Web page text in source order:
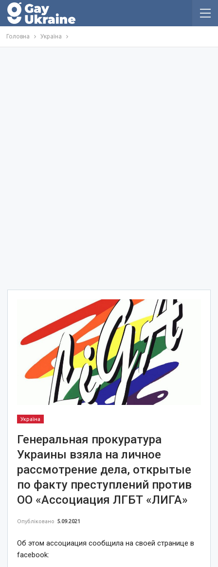
Головна Україна
Україна
Генеральная прокуратура
Украины взяла на личное
рассмотрение дела, открытые
по факту преступлений против
ОО «Ассоциация ЛГБТ «ЛИГА»
Опубліковано 5.09.2021
Об этом ассоциация сообщила на своей странице в
facebook: